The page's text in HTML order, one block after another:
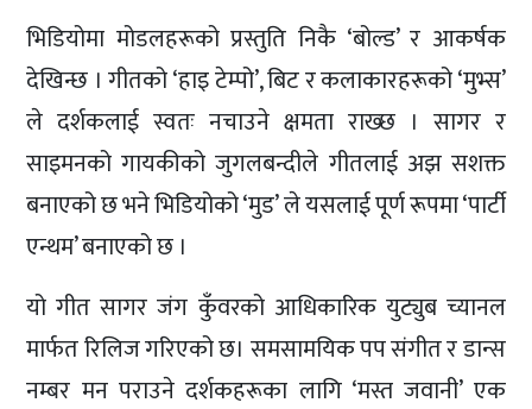
भिडियोमा मोडलहरूको प्रस्तुति निकै ‘बोल्ड’ र आकर्षक
देखिन्छ । गीतको ‘हाइ टेम्पो’, बिट र कलाकारहरूको ‘मुभ्स’
ले दर्शकलाई स्वतः नचाउने क्षमता राख्छ । सागर र
साइमनको गायकीको जुगलबन्दीले गीतलाई अझ सशक्त
बनाएको छ भने भिडियोको ‘मुड’ ले यसलाई पूर्ण रूपमा ‘पार्टी
एन्थम’ बनाएको छ ।
यो गीत सागर जंग कुँवरको आधिकारिक युट्युब च्यानल
मार्फत रिलिज गरिएको छ। समसामयिक पप संगीत र डान्स
नम्बर मन पराउने दर्शकहरूका लागि ‘मस्त जवानी’ एक